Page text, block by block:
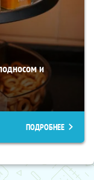
и
ПОДРОБНЕЕ